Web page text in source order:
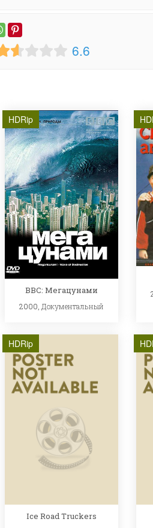
6.6
HDRip
BBC: Мегацунами
2000, Документальный
HDRip
Ice Road Truckers